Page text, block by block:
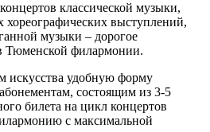
классической музыки,
выступлений,
музыки – дорогое
Тюменской филармонии.
искусства удобную форму
состоящим из 3-5
билета на цикл концертов
с максимальной